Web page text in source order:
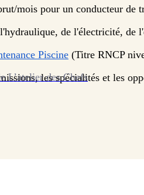
L’atelier des Chefs
mois pour un conducteur de
de l'électricité, de
Piscine (Titre RNCP
les spécialités et les